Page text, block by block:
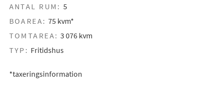
ANTAL RUM: 5
BOAREA: 75 kvm*
TOMTAREA: 3 076 kvm
TYP: Fritidshus
*taxeringsinformation